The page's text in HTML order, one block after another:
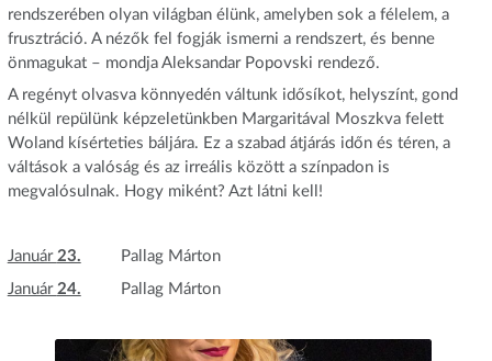
rendszerében olyan világban élünk, amelyben sok a félelem, a
frusztráció. A nézők fel fogják ismerni a rendszert, és benne
önmagukat – mondja Aleksandar Popovski rendező.
A regényt olvasva könnyedén váltunk idősíkot, helyszínt, gond
nélkül repülünk képzeletünkben Margaritával Moszkva felett
Woland kísérteties báljára. Ez a szabad átjárás időn és téren, a
váltások a valóság és az irreális között a színpadon is
megvalósulnak. Hogy miként? Azt látni kell!
Január 23. Pallag Márton
Január 24. Pallag Márton